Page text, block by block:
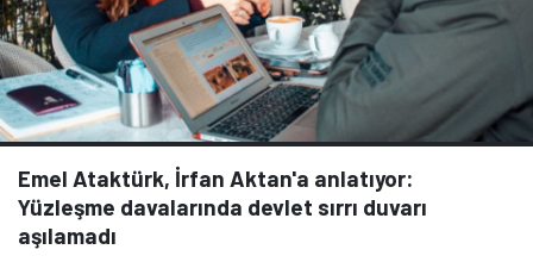
Emel Ataktürk, İrfan Aktan'a anlatıyor:
Yüzleşme davalarında devlet sırrı duvarı
aşılamadı